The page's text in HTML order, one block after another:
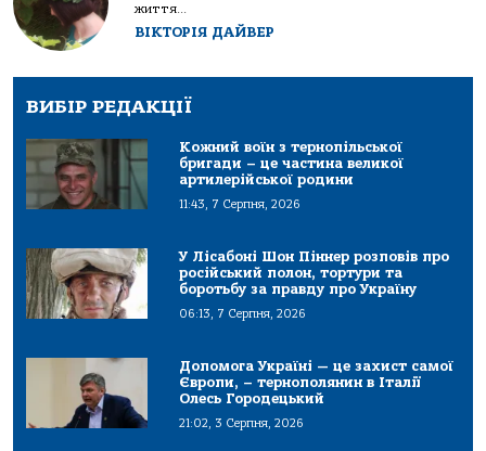
життя...
ВІКТОРІЯ ДАЙВЕР
ВИБІР РЕДАКЦІЇ
Кожний воїн з тернопільської
бригади – це частина великої
артилерійської родини
11:43, 7 Серпня, 2026
У Лісабоні Шон Піннер розповів про
російський полон, тортури та
боротьбу за правду про Україну
06:13, 7 Серпня, 2026
Допомога Україні — це захист самої
Європи, – тернополянин в Італії
Олесь Городецький
21:02, 3 Серпня, 2026